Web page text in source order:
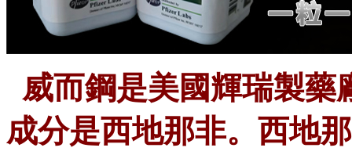
威而鋼是美國輝瑞製藥
成分是西地那非。西地